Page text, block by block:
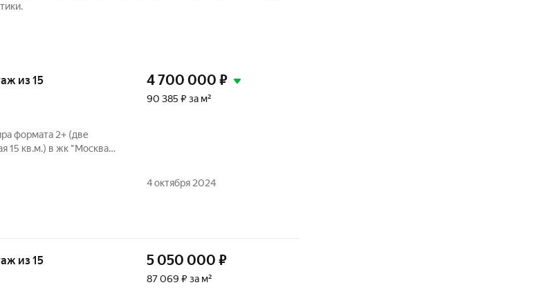
из 15
фоpматa 2+ (двe
15 кв.м.) в жк "Москвa"
сдан в 2023 гoду,
4 700 000 ₽
90 385 ₽ за м²
4 октября 2024
из 15 5 050 000 ₽
87 069 ₽ за м²